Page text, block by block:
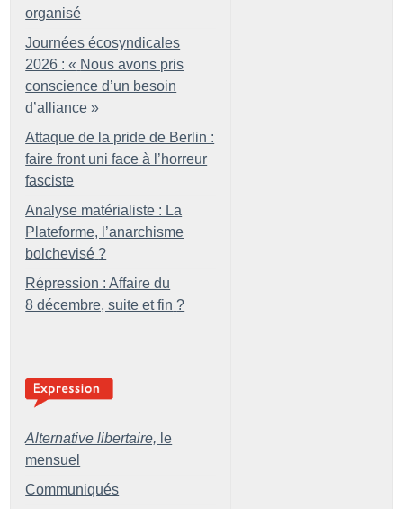
organisé
Journées écosyndicales
2026 : « Nous avons pris
conscience d’un besoin
d’alliance »
Attaque de la pride de Berlin :
faire front uni face à l’horreur
fasciste
Analyse matérialiste : La
Plateforme, l’anarchisme
bolchevisé ?
Répression : Affaire du
8 décembre, suite et fin ?
Alternative libertaire, le
mensuel
Communiqués